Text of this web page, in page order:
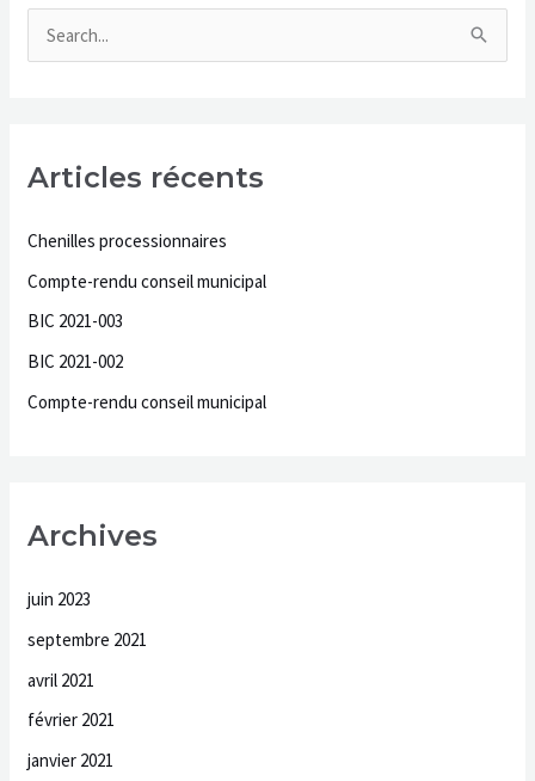
:
e
c
h
e
r
Articles récents
Chenilles processionnaires
Compte-rendu conseil municipal
BIC 2021-003
BIC 2021-002
Compte-rendu conseil municipal
Archives
juin 2023
septembre 2021
avril 2021
février 2021
janvier 2021